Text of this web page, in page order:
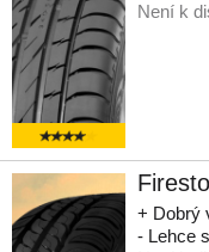
Není k
+ Dobrý
- Lehce